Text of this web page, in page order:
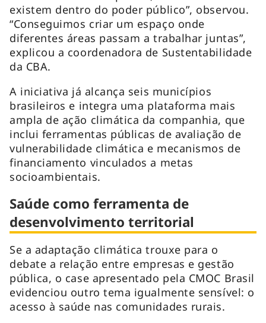
existem dentro do poder público”, observou.
“Conseguimos criar um espaço onde
diferentes áreas passam a trabalhar juntas”,
explicou a coordenadora de Sustentabilidade
da CBA.
A iniciativa já alcança seis municípios
brasileiros e integra uma plataforma mais
ampla de ação climática da companhia, que
inclui ferramentas públicas de avaliação de
vulnerabilidade climática e mecanismos de
financiamento vinculados a metas
socioambientais.
Saúde como ferramenta de
desenvolvimento territorial
Se a adaptação climática trouxe para o
debate a relação entre empresas e gestão
pública, o case apresentado pela CMOC Brasil
evidenciou outro tema igualmente sensível: o
acesso à saúde nas comunidades rurais.